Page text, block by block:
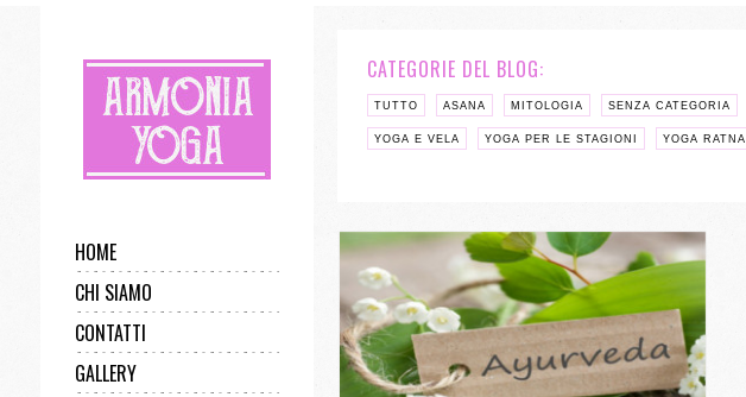
HOME
CHI SIAMO
CONTATTI
GALLERY
CATEGORIE DEL BLOG:
TUTTO ASANA MITOLOGIA SENZA CATEGORIA
YOGA E VELA YOGA PER LE STAGIONI YOGA RATNA